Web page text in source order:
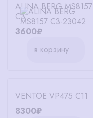
ALINA BERG MS8157
C3
3600₽
в корзину
VENTOE VP475 C11
8300₽